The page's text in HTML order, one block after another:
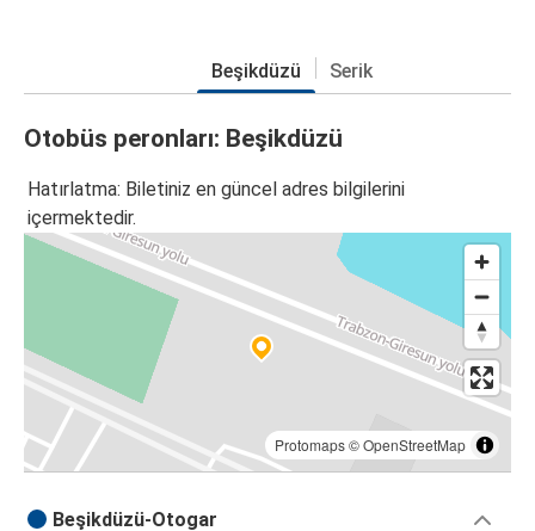
Beşikdüzü Serik
Otobüs peronları: Beşikdüzü
Hatırlatma: Biletiniz en güncel adres bilgilerini
içermektedir.
Protomaps©OpenStreetMap
Beşikdüzü-Otogar